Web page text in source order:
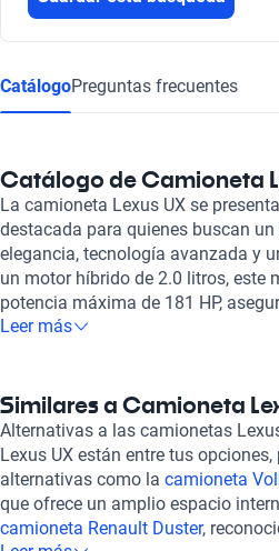
CatálogoPreguntas frecuentes
Catálogo de Camioneta
La camioneta Lexus UX se
destacada para quienes buscan un
elegancia, tecnología avanzada y
un motor híbrido de 2.0 litros, este
potencia máxima de 181 HP,
manejo ágil y eficiente, ideal para
conducción a otro nivel. El interior
se queda atrás, con capacidad
acabados de lujo en cuero,
sofisticado. Además, cuenta con
móvil como Apple Carplay y
conexión de tus dispositivos. La
Leer más
Similares a Camioneta
Alternativas a las camionetas
Lexus UX están entre tus
alternativas como la camioneta
que ofrece un amplio espacio
camioneta Renault Duster,